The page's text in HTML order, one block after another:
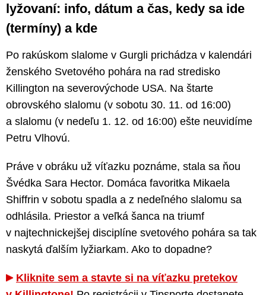
lyžovaní: info, dátum a čas, kedy sa ide
(termíny) a kde
Po rakúskom slalome v Gurgli prichádza v kalendári
ženského Svetového pohára na rad stredisko
Killington na severovýchode USA. Na štarte
obrovského slalomu (v sobotu 30. 11. od 16:00)
a slalomu (v nedeľu 1. 12. od 16:00) ešte neuvidíme
Petru Vlhovú.
Práve v obráku už víťazku poznáme, stala sa ňou
Švédka Sara Hector. Domáca favoritka Mikaela
Shiffrin v sobotu spadla a z nedeľného slalomu sa
odhlásila. Priestor a veľká šanca na triumf
v najtechnickejšej disciplíne svetového pohára sa tak
naskytá ďalším lyžiarkam. Ako to dopadne?
Kliknite sem a stavte si na víťazku pretekov